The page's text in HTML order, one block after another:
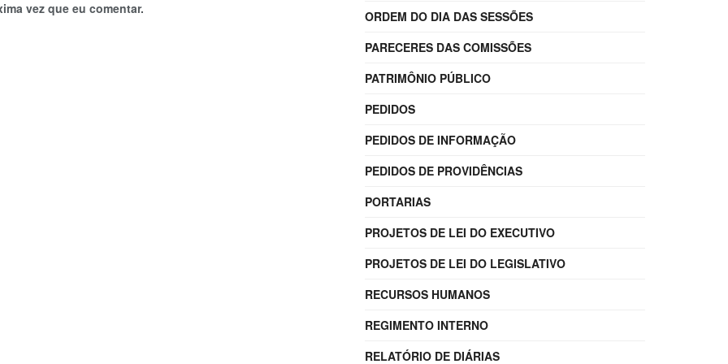
vez que eu comentar.
ORDEM DO DIA DAS SESSÕES
PARECERES DAS COMISSÕES
PATRIMÔNIO PÚBLICO
PEDIDOS
PEDIDOS DE INFORMAÇÃO
PEDIDOS DE PROVIDÊNCIAS
PORTARIAS
PROJETOS DE LEI DO EXECUTIVO
PROJETOS DE LEI DO LEGISLATIVO
RECURSOS HUMANOS
REGIMENTO INTERNO
RELATÓRIO DE DIÁRIAS